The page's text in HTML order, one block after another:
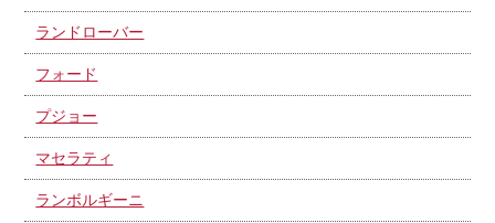
ランドローバー
フォード
プジョー
マセラティ
ランボルギーニ